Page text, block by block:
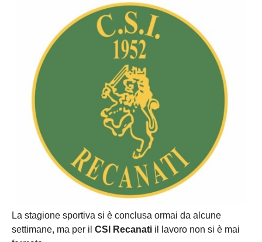
La stagione sportiva si è conclusa ormai da alcune
settimane, ma per il CSI Recanati il lavoro non si è mai